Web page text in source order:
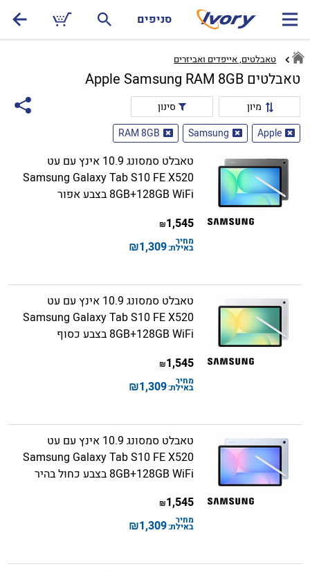
סניפים
טאבלטים, אייפדים ואביזרים
טאבלטים Apple Samsung RAM 8GB
מיון
סינון
Apple
Samsung
RAM 8GB
טאבלט סמסונג 10.9 אינץ עם עט
Samsung Galaxy Tab S10 FE X520
8GB+128GB WiFi בצבע אפור
1,545
₪
מחיר
באילת:1,309
₪
טאבלט סמסונג 10.9 אינץ עם עט
Samsung Galaxy Tab S10 FE X520
8GB+128GB WiFi בצבע כסוף
1,545
₪
מחיר
באילת:1,309
₪
טאבלט סמסונג 10.9 אינץ עם עט
Samsung Galaxy Tab S10 FE X520
8GB+128GB WiFi בצבע כחול בהיר
1,545
₪
מחיר
באילת:1,309
₪